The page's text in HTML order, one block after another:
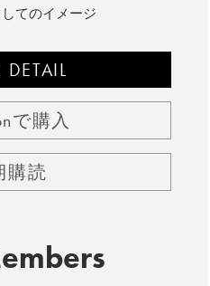
てのイメージ
DETAIL
で購入
購読